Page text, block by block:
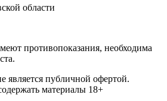
области
противопоказания, необходима
является публичной офертой.
материалы 18+